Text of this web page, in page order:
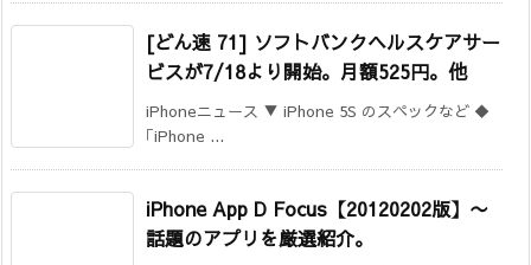
[どん速 71] ソフトバンクヘルスケアサー
ビスが7/18より開始。月額525円。他
iPhoneニュース ▼ iPhone 5S のスペックなど ◆
｢iPhone ...
iPhone App D Focus【20120202版】〜
話題のアプリを厳選紹介。